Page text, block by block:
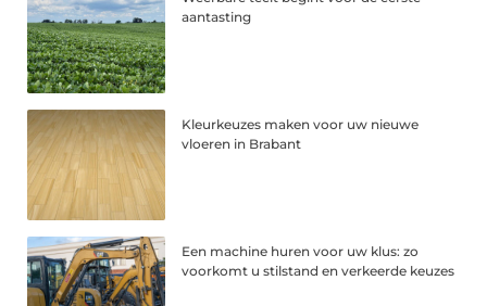
aantasting
Kleurkeuzes maken voor uw nieuwe
vloeren in Brabant
Een machine huren voor uw klus: zo
voorkomt u stilstand en verkeerde keuzes